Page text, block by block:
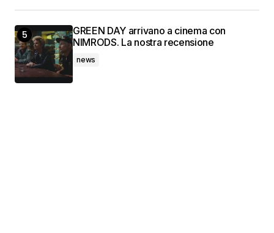
GREEN DAY arrivano a cinema con
NIMRODS. La nostra recensione
news